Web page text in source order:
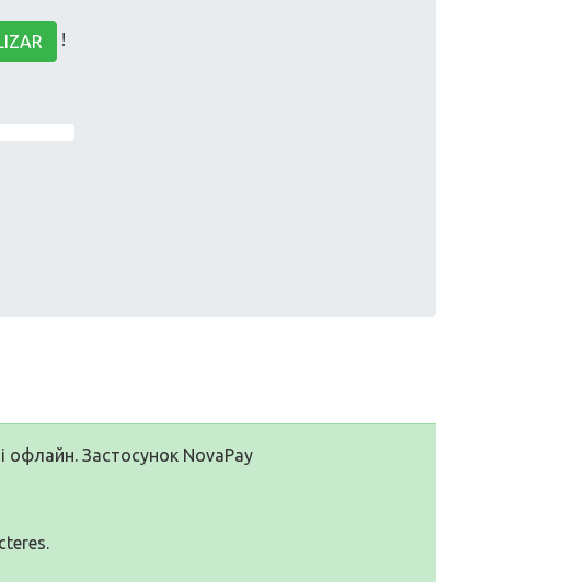
!
офлайн. Застосунок NovaPay